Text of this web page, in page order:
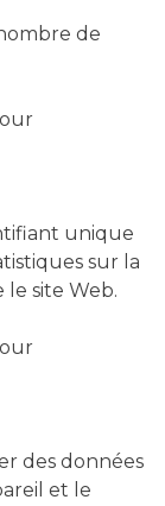
de
unique
sur la
site Web.
des données
et le